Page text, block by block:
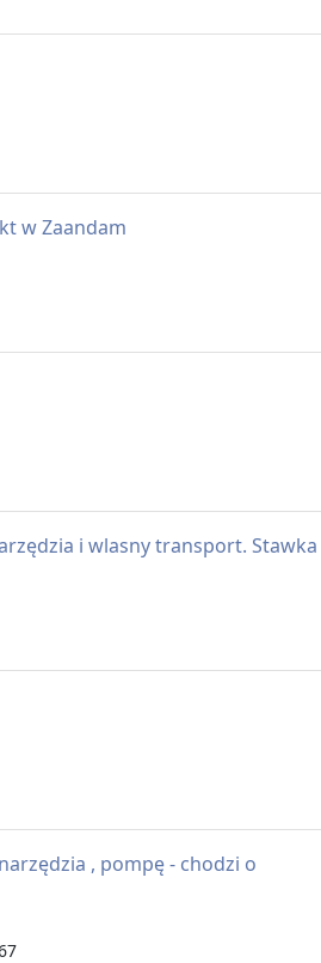
w Zaandam
i wlasny transport.
, pompę - chodzi o